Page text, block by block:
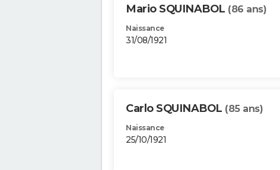
Mario SQUINABOL (86 ans)
Naissance
31/08/1921
Carlo SQUINABOL (85 ans)
Naissance
25/10/1921